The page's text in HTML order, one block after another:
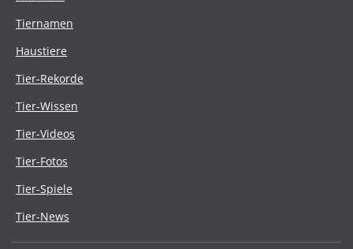
Tiernamen
Haustiere
Tier-Rekorde
Tier-Wissen
Tier-Videos
Tier-Fotos
Tier-Spiele
Tier-News